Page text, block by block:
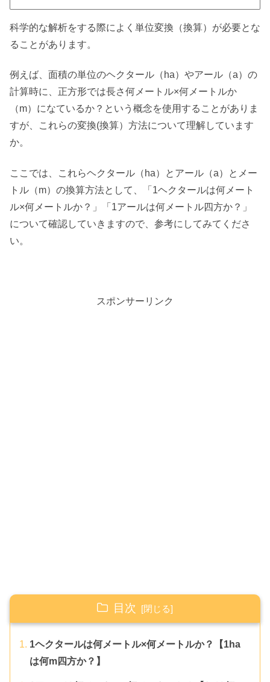
科学的な解析をする際によく単位変換（換算）が必要とな
ることがあります。
例えば、面積の単位のヘクタール（ha）やアール（a）の
計算時に、正方形では長さ何メートル×何メートルか
（m）になているか？という概念を使用することがありま
すが、これらの変換(換算）方法について理解しています
か。
ここでは、これらヘクタール（ha）とアール（a）とメー
トル（m）の換算方法として、「1ヘクタールは何メート
ル×何メートルか？」「1アールは何メートル四方か？」
について確認していきますので、参考にしてみてくださ
い。
スポンサーリンク
目次
1ヘクタールは何メートル×何メートルか？【1ha
は何m四方か？】